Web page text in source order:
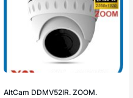
AltCam DDMV52IR. ZOOM.